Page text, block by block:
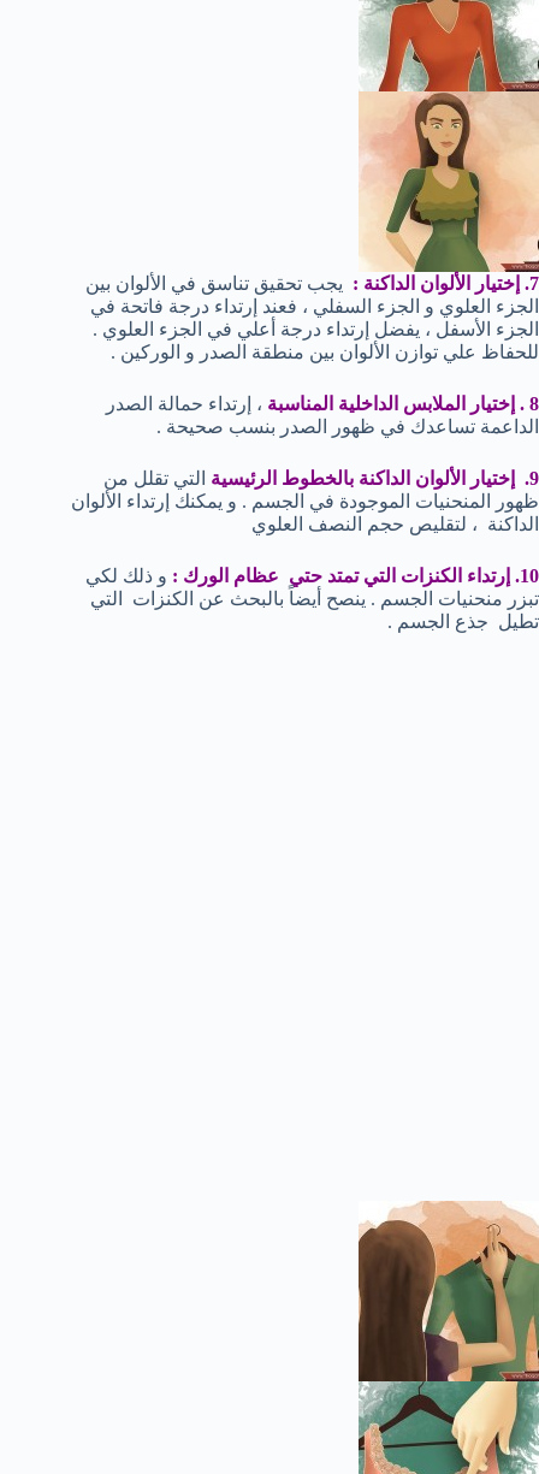
7. إختيار الألوان الداكنة :
يجب تحقيق تناسق في الألوان بين
الجزء العلوي و الجزء السفلي ، فعند إرتداء درجة فاتحة في
الجزء الأسفل ، يفضل إرتداء درجة أعلي في الجزء العلوي .
للحفاظ علي توازن الألوان بين منطقة الصدر و الوركين .
8 . إختيار الملابس الداخلية المناسبة
، إرتداء حمالة الصدر
الداعمة تساعدك في ظهور الصدر بنسب صحيحة .
9. إختيار الألوان الداكنة بالخطوط الرئيسية
التي تقلل من
ظهور المنحنيات الموجودة في الجسم . و يمكنك إرتداء الألوان
الداكنة ، لتقليص حجم النصف العلوي
10. إرتداء الكنزات التي تمتد حتي عظام الورك :
و ذلك لكي
تبزر منحنيات الجسم . ينصح أيضاً بالبحث عن الكنزات التي
تطيل جذع الجسم .